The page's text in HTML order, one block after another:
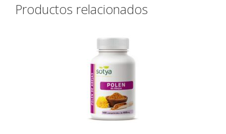
Productos relacionados